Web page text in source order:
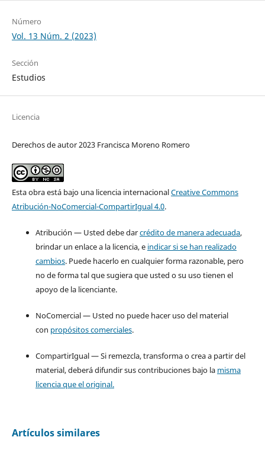
Número
Vol. 13 Núm. 2 (2023)
Sección
Estudios
Licencia
Derechos de autor 2023 Francisca Moreno Romero
Esta obra está bajo una licencia internacionalCreative Commons
Atribución-NoComercial-CompartirIgual 4.0.
Atribución — Usted debe darcrédito de manera adecuada,
brindar un enlace a la licencia, e indicar si se han realizado
cambios. Puede hacerlo en cualquier forma razonable, pero
no de forma tal que sugiera que usted o su uso tienen el
apoyo de la licenciante.
NoComercial — Usted no puede hacer uso del material
con propósitos comerciales.
CompartirIgual — Si remezcla, transforma o crea a partir del
material, deberá difundir sus contribuciones bajo la misma
licencia que el original.
Artículos similares